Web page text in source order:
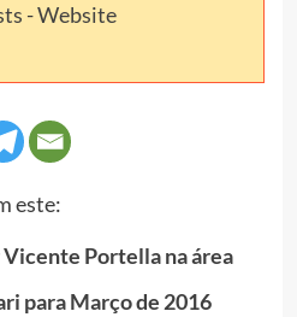
-Website
este:
Portella na área
para Março de 2016